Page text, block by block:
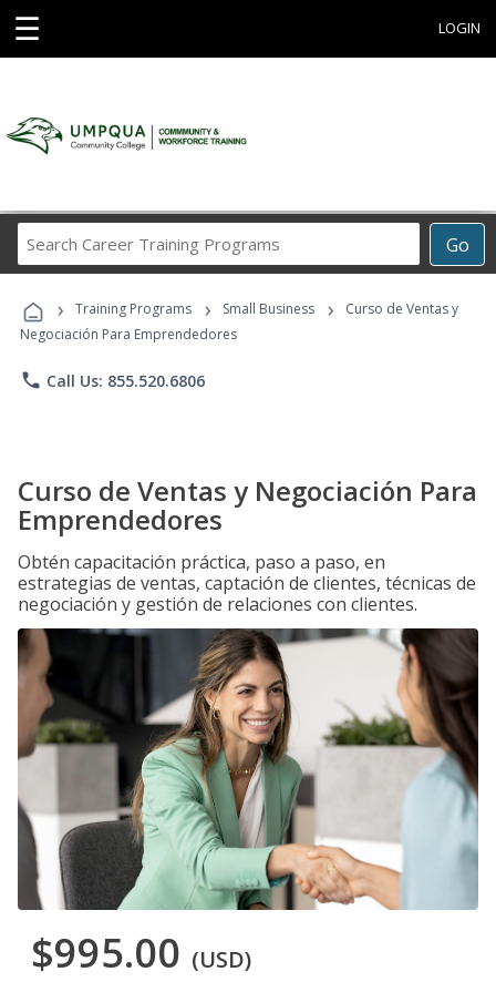
☰ LOGIN
Go
Career
Programs
› Training Programs › Small Business ›
Curso de Ventas y
Negociación Para Emprendedores
phone Call Us: 855.520.6806
Curso de Ventas y Negociación Para
Emprendedores
Obtén capacitación práctica, paso a paso, en
estrategias de ventas, captación de clientes, técnicas de
negociación y gestión de relaciones con clientes.
$995.00 (USD)